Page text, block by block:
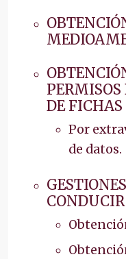
DE
Por
de datos.
CONDUCIR